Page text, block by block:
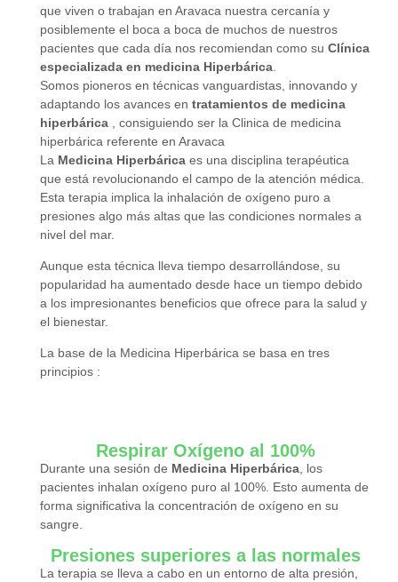
que viven o trabajan en Aravaca nuestra cercanía y
posiblemente el boca a boca de muchos de nuestros
pacientes que cada día nos recomiendan como su Clínica
especializada en medicina Hiperbárica
Somos pioneros en técnicas vanguardistas, innovando y
adaptando los avances en tratamientos de medicina
hiperbárica
, consiguiendo ser la Clinica de medicina
hiperbárica referente en Aravaca
La Medicina Hiperbárica es una disciplina terapéutica
que está revolucionando el campo de la atención médica.
Esta terapia implica la inhalación de oxígeno puro a
presiones algo más altas que las condiciones normales a
nivel del mar.
Aunque esta técnica lleva tiempo desarrollándose, su
popularidad ha aumentado desde hace un tiempo debido
a los impresionantes beneficios que ofrece para la salud y
el bienestar.
La base de la Medicina Hiperbárica se basa en tres
principios :
Respirar Oxígeno al 100%
Durante una sesión de Medicina Hiperbárica , los
pacientes inhalan oxígeno puro al 100%. Esto aumenta de
forma significativa la concentración de oxígeno en su
sangre.
Presiones superiores a las normales
La terapia se lleva a cabo en un entorno de alta presión,